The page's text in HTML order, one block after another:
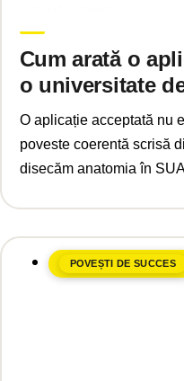
Cum arată o
o universitate
O aplicație acceptată nu
poveste coerentă scrisă
disecăm anatomia în
POVEȘTI DE SUCCES